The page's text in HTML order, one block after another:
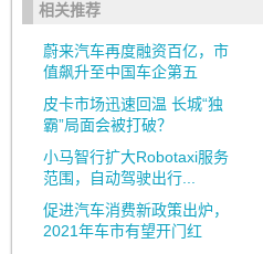
相关推荐
蔚来汽车再度融资百亿，市
值飙升至中国车企第五
皮卡市场迅速回温 长城“独
霸”局面会被打破？
小马智行扩大Robotaxi服务
范围，自动驾驶出行...
促进汽车消费新政策出炉，
2021年车市有望开门红